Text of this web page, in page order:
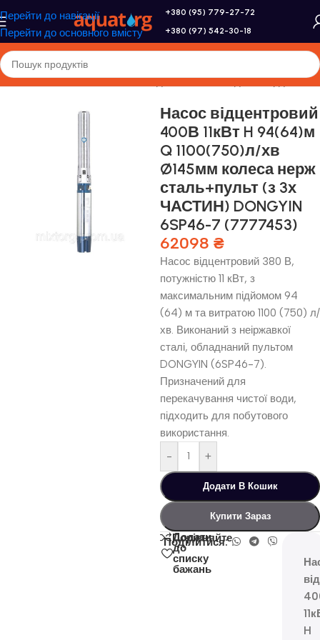
Перейти до навігації
Перейти до основного вмісту
+380 (95) 779-27-72
+380 (97) 542-30-18
/Насоси та насосне обладнання/Насоси для свердловини
Насос відцентровий
400В 11кВт H 94(64)м
Q 1100(750)л/хв
Ø145мм колеса нерж
сталь+пульт (з 3х
ЧАСТИН) DONGYIN
6SP46-7 (7777453)
62098 ₴
Насос відцентровий 380 В,
потужністю 11 кВт, з
максимальним підйомом 94
(64) м та витратою 1100 (750) л/
хв. Виконаний з неіржавкої
сталі, обладнаний пультом
DONGYIN (6SP46-7).
Призначений для
перекачування чистої води,
підходить для побутового
використання.
-
+
Додати В Кошик
Купити Зараз
Порівняйте
Додати
до
списку
бажань
Поділитися:
H